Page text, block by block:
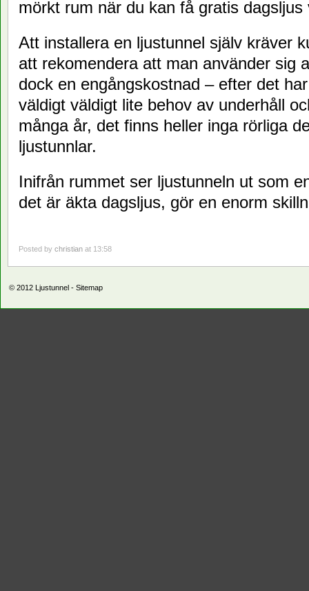
mörkt rum när du kan få gratis dagsljus
Att installera en ljustunnel själv kräver
att rekomendera att man använder sig
dock en engångskostnad – efter det
väldigt väldigt lite behov av underhåll
många år, det finns heller inga rörliga
ljustunnlar.
Inifrån rummet ser ljustunneln ut som
det är äkta dagsljus, gör en enorm
Posted by christian at 13:58
© 2012 Ljustunnel - Sitemap